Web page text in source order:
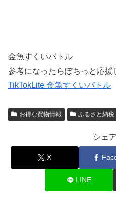
金魚すくいバトル
参考になったらぽちっと応援
TikTokLite 金魚すくいバトル
お得な買物情報 ふるさと納税
シェ
X
LINE